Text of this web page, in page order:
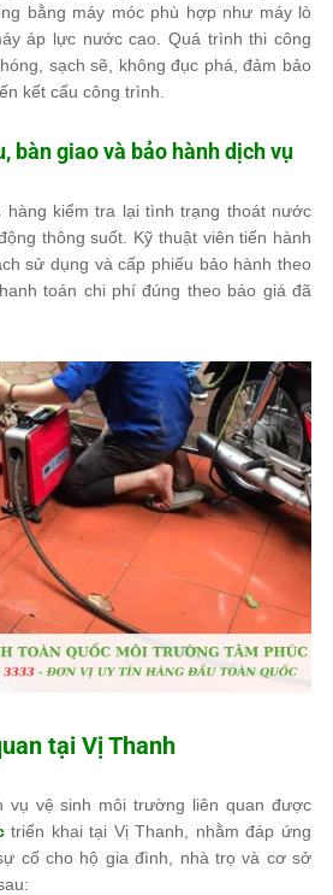
bằng máy móc phù hợp như máy lò
áp lực nước cao. Quá trình thi công
sạch sẽ, không đục phá, đảm bảo
kết cấu công trình.
bàn giao và bảo hành dịch vụ
hàng kiểm tra lại tình trạng thoát nước
thông suốt. Kỹ thuật viên tiến hành
sử dụng và cấp phiếu bảo hành theo
toán chi phí đúng theo báo giá đã
tại Vị Thanh
vụ vệ sinh môi trường liên quan được
triển khai tại Vị Thanh, nhằm đáp ứng
cố cho hộ gia đình, nhà trọ và cơ sở